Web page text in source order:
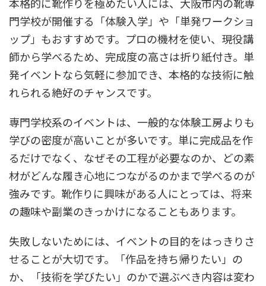
本格的に靴作りを極めたい人には、大阪市内の靴専
門学校が開催する「体験入学」や「単発ワークショ
ップ」もおすすめです。プロの機材を使い、現役講
師から学べるため、完成度の高さは折り紙付き。単
発イベントなら気軽に参加でき、本格的な技術に触
れられる絶好のチャンスです。
専門学校系のイベントは、一般的な体験工房よりも
学びの密度が高いことが多いです。単に完成品を作
るだけでなく、なぜその工程が必要なのか、どの素
材がどんな履き心地につながるのかまで学べるのが
強みです。靴作りに興味がある人にとっては、将来
の趣味や副業のきっかけになることもあります。
失敗しないためには、イベントの目的をはっきりさ
せることが大切です。「作品を持ち帰りたい」の
か、「技術を学びたい」のかで選ぶべき内容は変わ